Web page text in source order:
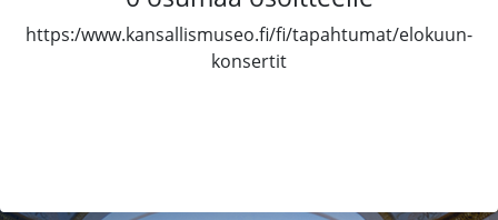
https:/www.kansallismuseo.fi/fi/tapahtumat/elokuun-
konsertit